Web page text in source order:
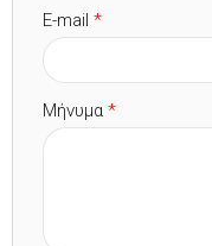
E-mail *
Μήνυμα *